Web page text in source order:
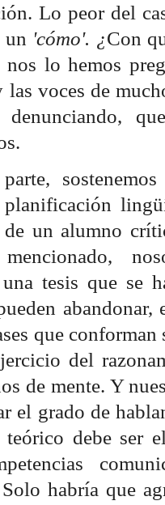
Lo peor del
un 'cómo'. ¿Con
nos lo hemos
las voces de
planificación
de un alumno
una tesis que se
que
del
de mente. Y
el grado de
teórico debe ser
Solo habría que